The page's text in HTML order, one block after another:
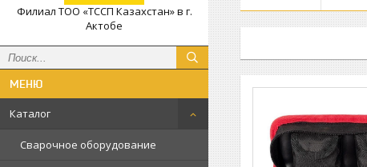
Филиал ТОО «ТССП Казахстан» в г.
Актобе
Каталог
Сварочное оборудование